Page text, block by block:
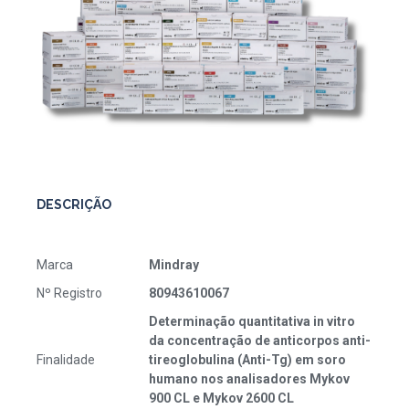
DESCRIÇÃO
Marca
Mindray
Nº Registro
80943610067
Finalidade
Determinação quantitativa in vitro
da concentração de anticorpos anti-
tireoglobulina (Anti-Tg) em soro
humano nos analisadores Mykov
900 CL e Mykov 2600 CL